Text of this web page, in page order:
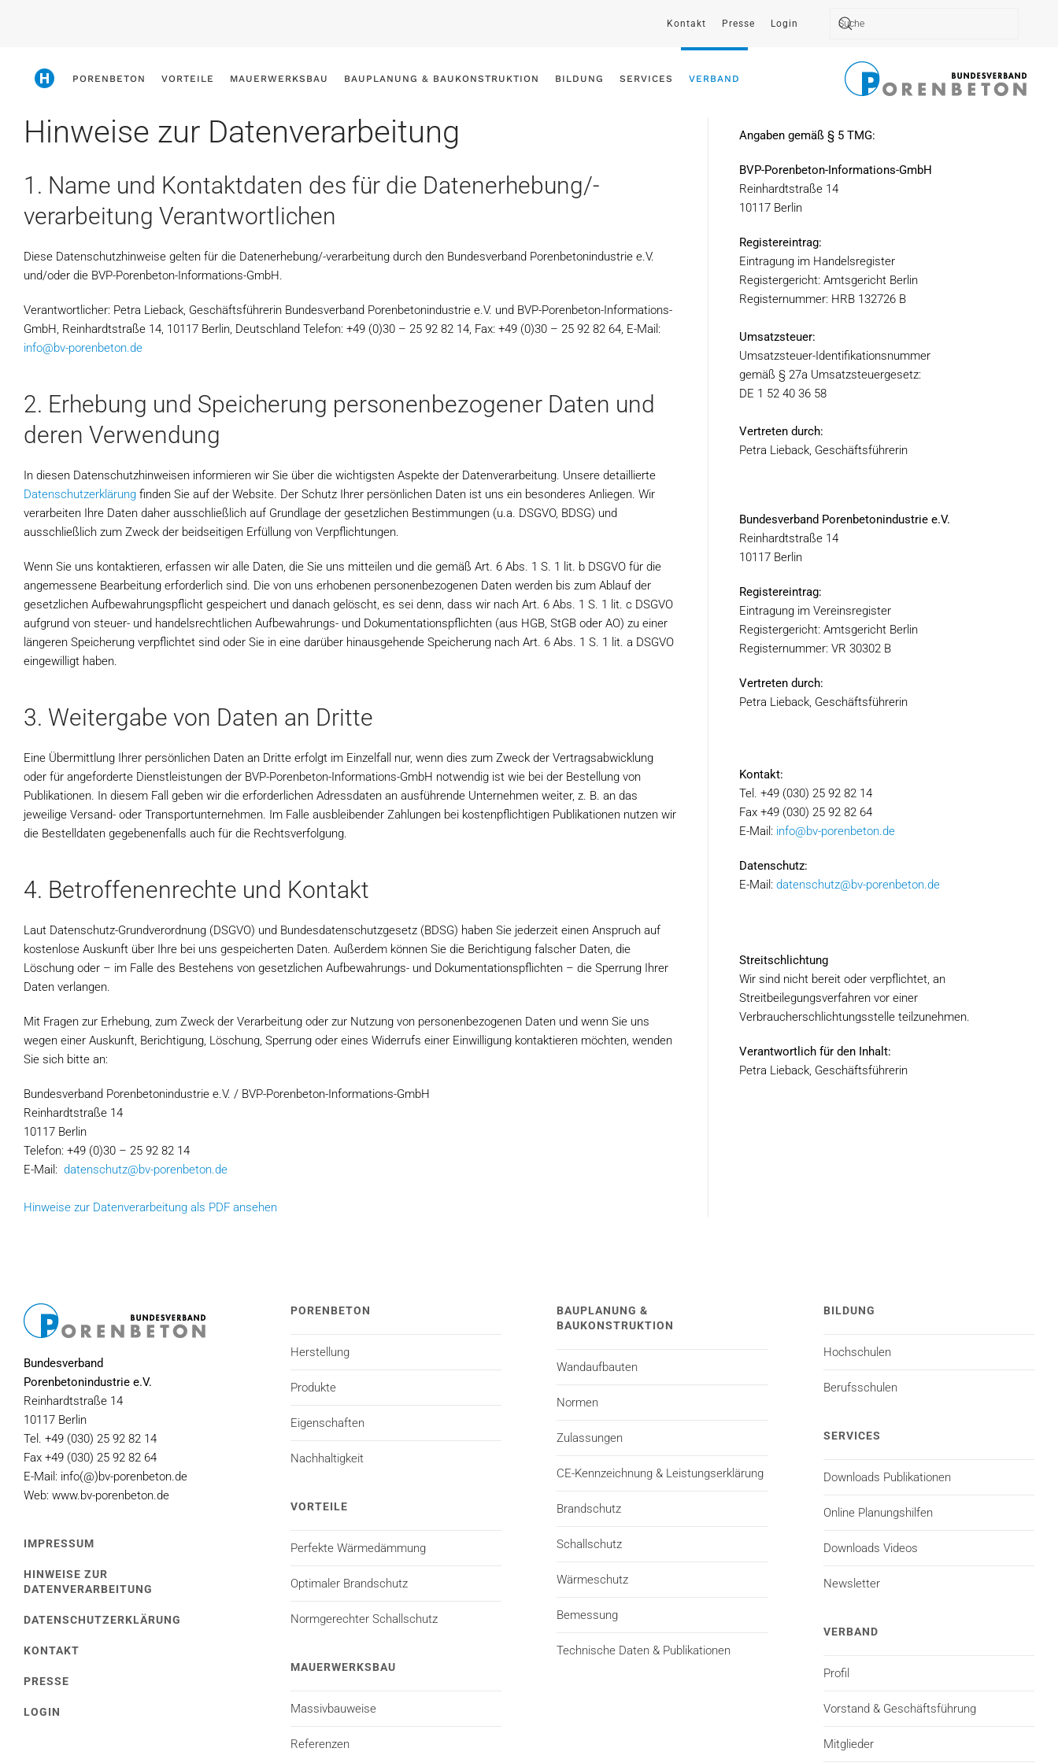
main
content
Kontakt Presse Login
PORENBETON VORTEILE MAUERWERKSBAU BAUPLANUNG & BAUKONSTRUKTION BILDUNG SERVICES VERBAND
Hinweise zur Datenverarbeitung
1. Name und Kontaktdaten des für die Datenerhebung/-
verarbeitung Verantwortlichen
Diese Datenschutzhinweise gelten für die Datenerhebung/-verarbeitung durch den Bundesverband Porenbetonindustrie e.V.
und/oder die BVP-Porenbeton-Informations-GmbH.
Verantwortlicher: Petra Lieback, Geschäftsführerin Bundesverband Porenbetonindustrie e.V. und BVP-Porenbeton-Informations-
GmbH, Reinhardtstraße 14, 10117 Berlin, Deutschland Telefon: +49 (0)30 – 25 92 82 14, Fax: +49 (0)30 – 25 92 82 64, E-Mail:
info@bv-porenbeton.de
2. Erhebung und Speicherung personenbezogener Daten und
deren Verwendung
In diesen Datenschutzhinweisen informieren wir Sie über die wichtigsten Aspekte der Datenverarbeitung. Unsere detaillierte
Datenschutzerklärung finden Sie auf der Website. Der Schutz Ihrer persönlichen Daten ist uns ein besonderes Anliegen. Wir
verarbeiten Ihre Daten daher ausschließlich auf Grundlage der gesetzlichen Bestimmungen (u.a. DSGVO, BDSG) und
ausschließlich zum Zweck der beidseitigen Erfüllung von Verpflichtungen.
Wenn Sie uns kontaktieren, erfassen wir alle Daten, die Sie uns mitteilen und die gemäß Art. 6 Abs. 1 S. 1 lit. b DSGVO für die
angemessene Bearbeitung erforderlich sind. Die von uns erhobenen personenbezogenen Daten werden bis zum Ablauf der
gesetzlichen Aufbewahrungspflicht gespeichert und danach gelöscht, es sei denn, dass wir nach Art. 6 Abs. 1 S. 1 lit. c DSGVO
aufgrund von steuer- und handelsrechtlichen Aufbewahrungs- und Dokumentationspflichten (aus HGB, StGB oder AO) zu einer
längeren Speicherung verpflichtet sind oder Sie in eine darüber hinausgehende Speicherung nach Art. 6 Abs. 1 S. 1 lit. a DSGVO
eingewilligt haben.
3. Weitergabe von Daten an Dritte
Eine Übermittlung Ihrer persönlichen Daten an Dritte erfolgt im Einzelfall nur, wenn dies zum Zweck der Vertragsabwicklung
oder für angeforderte Dienstleistungen der BVP-Porenbeton-Informations-GmbH notwendig ist wie bei der Bestellung von
Publikationen. In diesem Fall geben wir die erforderlichen Adressdaten an ausführende Unternehmen weiter, z. B. an das
jeweilige Versand- oder Transportunternehmen. Im Falle ausbleibender Zahlungen bei kostenpflichtigen Publikationen nutzen wir
die Bestelldaten gegebenenfalls auch für die Rechtsverfolgung.
4. Betroffenenrechte und Kontakt
Laut Datenschutz-Grundverordnung (DSGVO) und Bundesdatenschutzgesetz (BDSG) haben Sie jederzeit einen Anspruch auf
kostenlose Auskunft über Ihre bei uns gespeicherten Daten. Außerdem können Sie die Berichtigung falscher Daten, die
Löschung oder – im Falle des Bestehens von gesetzlichen Aufbewahrungs- und Dokumentationspflichten – die Sperrung Ihrer
Daten verlangen.
Mit Fragen zur Erhebung, zum Zweck der Verarbeitung oder zur Nutzung von personenbezogenen Daten und wenn Sie uns
wegen einer Auskunft, Berichtigung, Löschung, Sperrung oder eines Widerrufs einer Einwilligung kontaktieren möchten, wenden
Sie sich bitte an:
Bundesverband Porenbetonindustrie e.V. / BVP-Porenbeton-Informations-GmbH
Reinhardtstraße 14
10117 Berlin
Telefon: +49 (0)30 – 25 92 82 14
E-Mail: datenschutz@bv-porenbeton.de
Hinweise zur Datenverarbeitung als PDF ansehen
Angaben gemäß § 5 TMG:
BVP-Porenbeton-Informations-GmbH
Reinhardtstraße 14
10117 Berlin
Registereintrag:
Eintragung im Handelsregister
Registergericht: Amtsgericht Berlin
Registernummer: HRB 132726 B
Umsatzsteuer:
Umsatzsteuer-Identifikationsnummer
gemäß § 27a Umsatzsteuergesetz:
DE 1 52 40 36 58
Vertreten durch:
Petra Lieback, Geschäftsführerin
Bundesverband Porenbetonindustrie e.V.
Reinhardtstraße 14
10117 Berlin
Registereintrag:
Eintragung im Vereinsregister
Registergericht: Amtsgericht Berlin
Registernummer: VR 30302 B
Vertreten durch:
Petra Lieback, Geschäftsführerin
Kontakt:
Tel. +49 (030) 25 92 82 14
Fax +49 (030) 25 92 82 64
E-Mail: info@bv-porenbeton.de
Datenschutz:
E-Mail:datenschutz@bv-porenbeton.de
Streitschlichtung
Wir sind nicht bereit oder verpflichtet, an
Streitbeilegungsverfahren vor einer
Verbraucherschlichtungsstelle teilzunehmen.
Verantwortlich für den Inhalt:
Petra Lieback, Geschäftsführerin
Bundesverband
Porenbetonindustrie e.V.
Reinhardtstraße 14
10117 Berlin
Tel. +49 (030) 25 92 82 14
Fax +49 (030) 25 92 82 64
E-Mail: info(@)bv-porenbeton.de
Web: www.bv-porenbeton.de
IMPRESSUM
HINWEISE ZUR
DATENVERARBEITUNG
DATENSCHUTZERKLÄRUNG
KONTAKT
PRESSE
LOGIN
PORENBETON
Herstellung
Produkte
Eigenschaften
Nachhaltigkeit
VORTEILE
Perfekte Wärmedämmung
Optimaler Brandschutz
Normgerechter Schallschutz
MAUERWERKSBAU
Massivbauweise
Referenzen
BAUPLANUNG &
BAUKONSTRUKTION
Wandaufbauten
Normen
Zulassungen
CE-Kennzeichnung & Leistungserklärung
Brandschutz
Schallschutz
Wärmeschutz
Bemessung
Technische Daten & Publikationen
BILDUNG
Hochschulen
Berufsschulen
SERVICES
Downloads Publikationen
Online Planungshilfen
Downloads Videos
Newsletter
VERBAND
Profil
Vorstand & Geschäftsführung
Mitglieder